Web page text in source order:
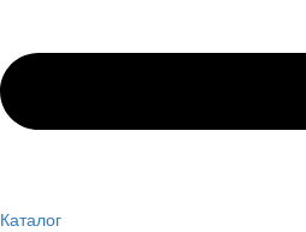
Каталог